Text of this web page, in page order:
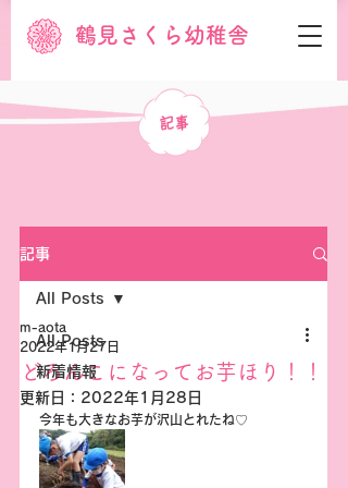
鶴見さくら幼稚舎
記事
記事
All Posts
新着情報
All Posts
どろんこになってお芋ほり！！
m-aota
2022年1月27日
更新日： 2022年1月28日
今年も大きなお芋が沢山とれたね♡